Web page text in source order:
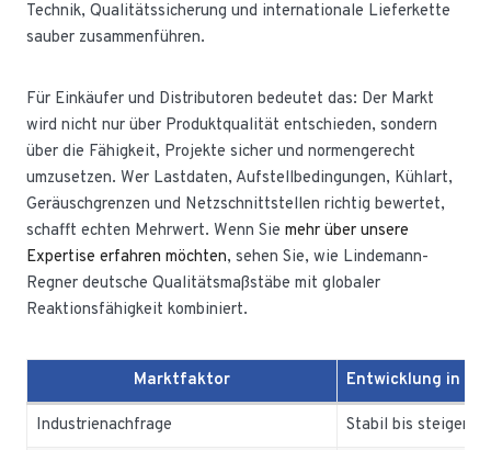
Technik, Qualitätssicherung und internationale Lieferkette
sauber zusammenführen.
Für Einkäufer und Distributoren bedeutet das: Der Markt
wird nicht nur über Produktqualität entschieden, sondern
über die Fähigkeit, Projekte sicher und normengerecht
umzusetzen. Wer Lastdaten, Aufstellbedingungen, Kühlart,
Geräuschgrenzen und Netzschnittstellen richtig bewertet,
schafft echten Mehrwert. Wenn Sie mehr über unsere
Expertise erfahren möchten, sehen Sie, wie Lindemann-
Regner deutsche Qualitätsmaßstäbe mit globaler
Reaktionsfähigkeit kombiniert.
Marktfaktor Entwicklung in
Industrienachfrage Stabil bis steigend